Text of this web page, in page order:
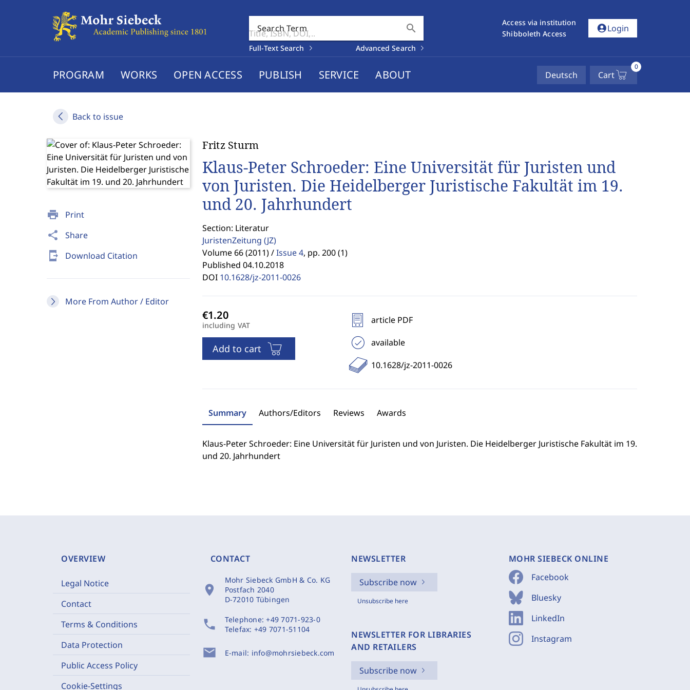
Search Term search
Full-Text Search Advanced Search
Access via institution
Shibboleth Access
account_circleLogin
PROGRAM WORKS OPEN ACCESS PUBLISH SERVICE ABOUT Deutsch Cart
0
Back to issue
print Print
share Share
send_to_mobile Download Citation
More From Author / Editor
Fritz Sturm
Klaus-Peter Schroeder: Eine Universität für Juristen und
von Juristen. Die Heidelberger Juristische Fakultät im 19.
und 20. Jahrhundert
Section: Literatur
JuristenZeitung (JZ)
Volume 66 (2011) / Issue 4, pp. 200 (1)
Published 04.10.2018
DOI 10.1628/jz-2011-0026
including VAT
Add to cart
article PDF
available
10.1628/jz-2011-0026
Summary Authors/Editors Reviews Awards
Klaus-Peter Schroeder: Eine Universität für Juristen und von Juristen. Die Heidelberger Juristische Fakultät im 19.
und 20. Jahrhundert
OVERVIEW
Legal Notice
Contact
Terms & Conditions
Data Protection
Public Access Policy
Cookie-Settings
CONTACT
location_on
Mohr Siebeck GmbH & Co. KG
Postfach 2040
D-72010 Tübingen
phone Telephone:+49 7071-923-0
Telefax: +49 7071-51104
mail E-mail: info@mohrsiebeck.com
NEWSLETTER
Subscribe now
Unsubscribe here
NEWSLETTER FOR LIBRARIES
AND RETAILERS
Subscribe now
MOHR SIEBECK ONLINE
Facebook
Bluesky
LinkedIn
Instagram